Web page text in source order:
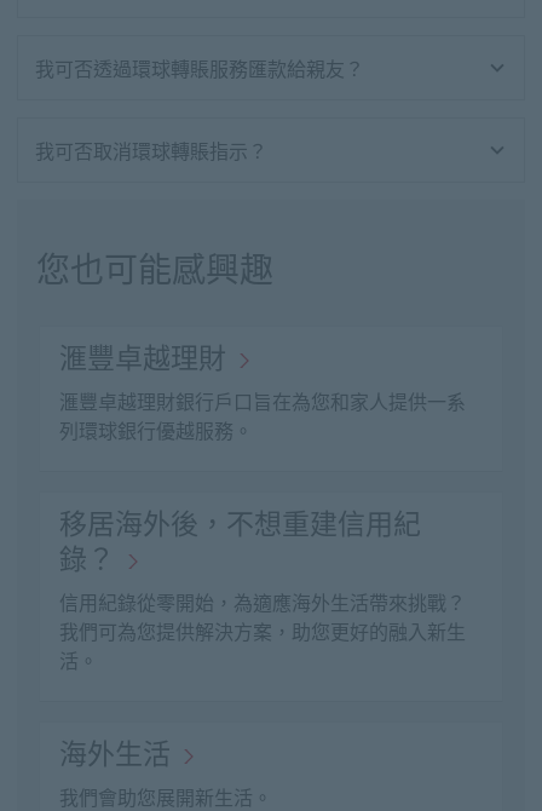
我可否透過環球轉賬服務匯款給親友？
我可否取消環球轉賬指示？
您也可能感興趣
滙豐卓越理財
滙豐卓越理財銀行戶口旨在為您和家人提供一系
列環球銀行優越服務。
移居海外後，不想重建信用紀
錄？
信用紀錄從零開始，為適應海外生活帶來挑戰？
我們可為您提供解決方案，助您更好的融入新生
活。
海外生活
我們會助您展開新生活。